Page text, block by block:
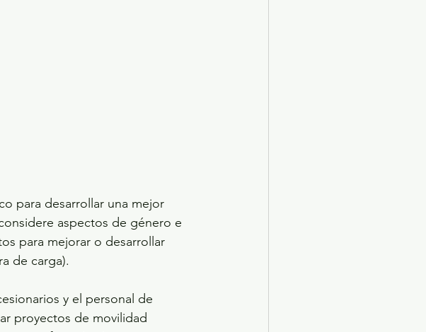
para desarrollar una mejor
aspectos de género e
para mejorar o desarrollar
de carga).
y el personal de
proyectos de movilidad